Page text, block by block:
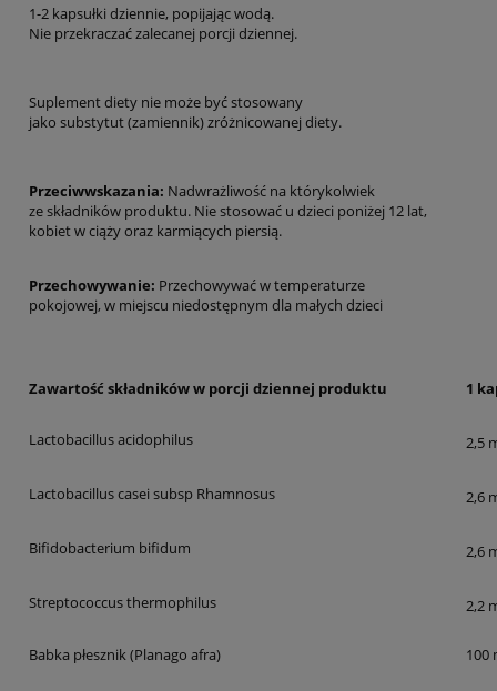
1-2 kapsułki dziennie, popijając wodą.
Nie przekraczać zalecanej porcji dziennej.
Suplement diety nie może być stosowany
jako substytut (zamiennik) zróżnicowanej diety.
Przeciwwskazania: Nadwrażliwość na którykolwiek
ze składników produktu. Nie stosować u dzieci poniżej 12 lat,
kobiet w ciąży oraz karmiących piersią.
Przechowywanie: Przechowywać w temperaturze
pokojowej, w miejscu niedostępnym dla małych dzieci
Zawartość składników w porcji dziennej produktu 1
Lactobacillus acidophilus 2,5
Lactobacillus casei subsp Rhamnosus 2,6
Bifidobacterium bifidum 2,6
Streptococcus thermophilus 2,2
Babka płesznik (Planago afra) 100